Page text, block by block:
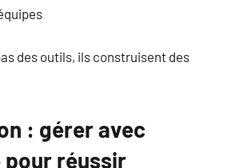
des outils, ils construisent des
: gérer avec
pour réussir